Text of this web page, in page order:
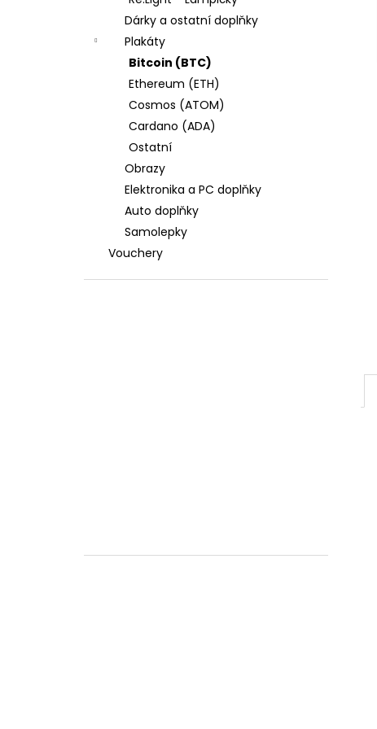
Dárky a ostatní doplňky
Plakáty
Bitcoin (BTC)
Ethereum (ETH)
Cosmos (ATOM)
Cardano (ADA)
Ostatní
Obrazy
Elektronika a PC doplňky
Auto doplňky
Samolepky
Vouchery